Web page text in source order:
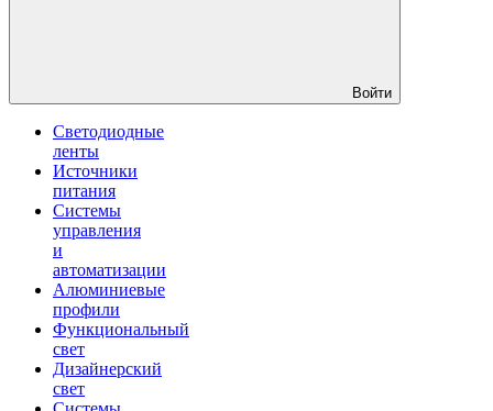
Войти
Светодиодные
ленты
Источники
питания
Системы
управления
и
автоматизации
Алюминиевые
профили
Функциональный
свет
Дизайнерский
свет